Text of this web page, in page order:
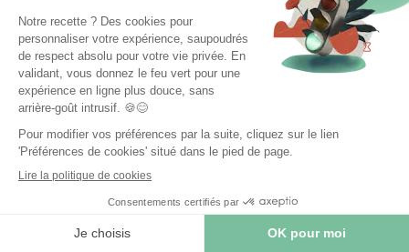
carte de visiteou
un contact au candidat (et en échange récupérer son CV
papier si ce n’est pas déjà fait). Cela facilite le suivi.
Juste après chaque entretien, prenez
quelques secondes
pour notervos impressions tant qu’elles sont fraîches (par
exemple à l’aide de la grille mentionnée plus haut). Avec
l’enchaînement, on confond vite les personnes ; ces notes
vous sauveront lors du tri final.
Après l’événement – ne pas négliger le suivi
Tenez-vous à ce que vous avez annoncé. Si vous avez dit
“on vous rappelle sous une semaine”, faites-le. Triez